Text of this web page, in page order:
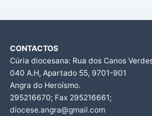
CONTACTOS
Cúria diocesana: Rua dos Canos
040 A.H, Apartado 55, 9701-901
Angra do Heroísmo.
295216670; Fax 295216661;
diocese.angra@gmail.com